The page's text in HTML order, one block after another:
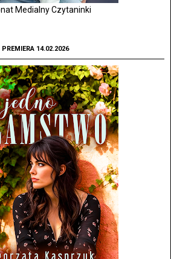
Medialny Czytaninki
PREMIERA 14.02.2026